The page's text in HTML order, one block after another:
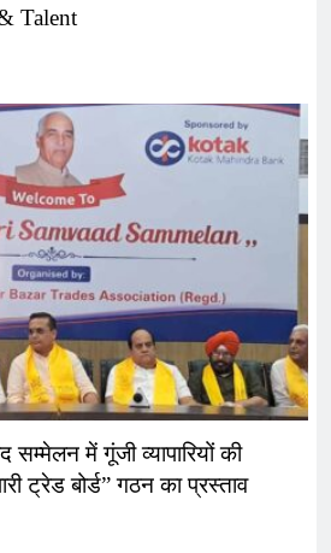
Talent
सम्मेलन में गूंजी व्यापारियों की
ट्रेड बोर्ड” गठन का प्रस्ताव